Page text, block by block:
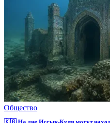
Общество